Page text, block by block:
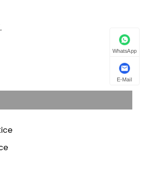
WhatsApp
E-Mail